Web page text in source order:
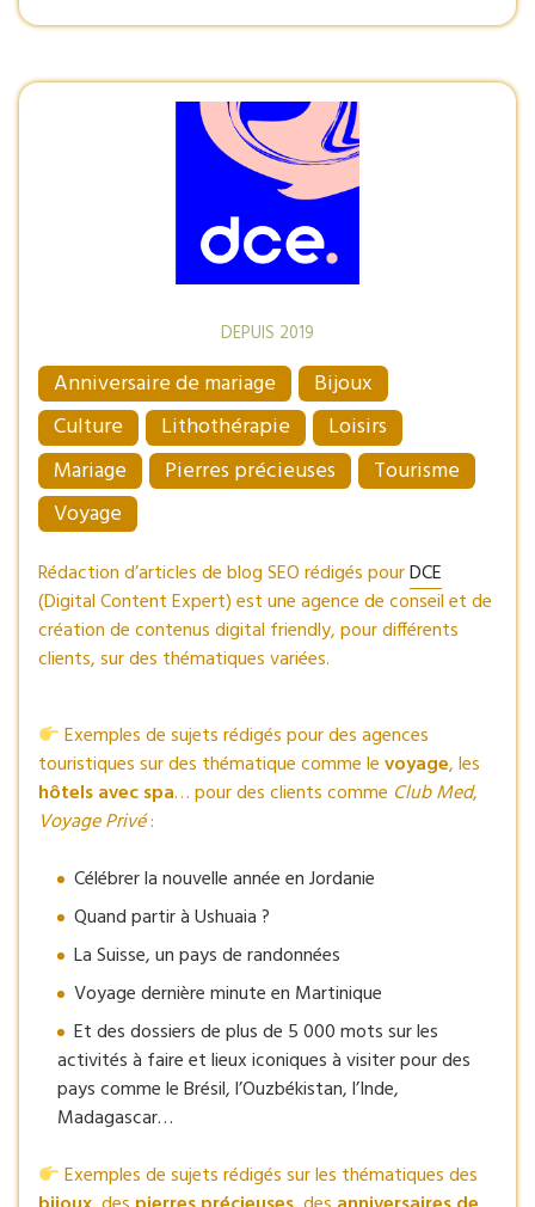
DEPUIS 2019
Anniversaire de mariage
Bijoux
Culture
Lithothérapie
Loisirs
Mariage
Pierres précieuses
Tourisme
Voyage
Rédaction d’articles de blog SEO rédigés pourDCE
(Digital Content Expert) est une agence de conseil et de
création de contenus digital friendly, pour différents
clients, sur des thématiques variées.
Exemples de sujets rédigés pour des agences
touristiques sur des thématique comme levoyage, les
hôtels avec spa… pour des clients comme Club Med,
Voyage Privé:
Célébrer la nouvelle année en Jordanie
Quand partir à Ushuaia ?
La Suisse, un pays de randonnées
Voyage dernière minute en Martinique
Et des dossiers de plus de 5 000 mots sur les
activités à faire et lieux iconiques à visiter pour des
pays comme le Brésil, l’Ouzbékistan, l’Inde,
Madagascar…
Exemples de sujets rédigés sur les thématiques des